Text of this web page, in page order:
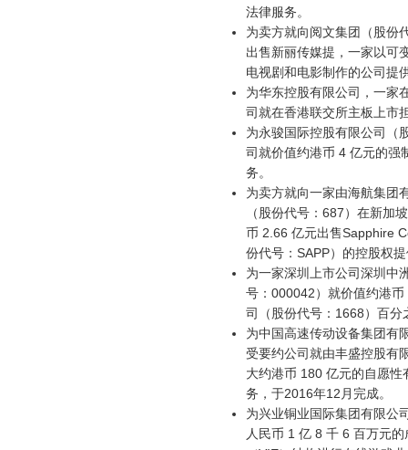
法律服务。
为卖方就向阅文集团（股份
出售新丽传媒提，一家以可
电视剧和电影制作的公司提
为华东控股有限公司，一家
司就在香港联交所主板上市
为永骏国际控股有限公司（
司就价值约港币 4 亿元的强
务。
为卖方就向一家由海航集团
（股份代号：687）在新加
币 2.66 亿元出售Sapphire
份代号：SAPP）的控股权
为一家深圳上市公司深圳中
号：000042）就价值约港
司（股份代号：1668）百分
为中国高速传动设备集团有
受要约公司就由丰盛控股有
大约港币 180 亿元的自愿
务，于2016年12月完成。
为兴业铜业国际集团有限公
人民币 1 亿 8 千 6 百万元